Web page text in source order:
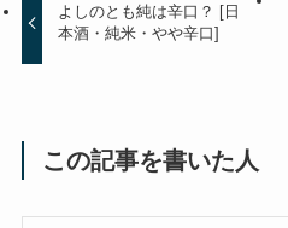
よしのとも純は辛口？ [日
本酒・純米・やや辛口]
この記事を書いた人